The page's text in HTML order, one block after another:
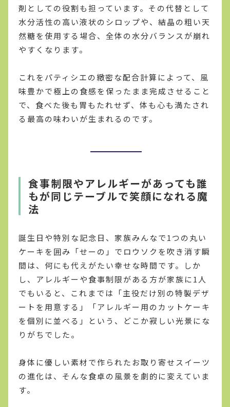
剤としての役割も担っています。その代替として
水分活性の高い液状のシロップや、結晶の粗い天
然糖を使用する場合、全体の水分バランスが崩れ
やすくなります。
これをパティシエの緻密な配合計算によって、風
味豊かで極上の食感を保ったまま完成させること
で、食べた後も胃もたれせず、体も心も満たされ
る最高の味わいが生まれるのです。
食事制限やアレルギーがあっても誰
もが同じテーブルで笑顔になれる魔
法
誕生日や特別な記念日、家族みんなで1つの丸い
ケーキを囲み「せーの」でロウソクを吹き消す瞬
間は、何にも代えがたい幸せな時間です。しか
し、アレルギーや食事制限がある方が家族に1人
でもいると、これまでは「主役だけ別の特製デザ
ートを用意する」「アレルギー用のカットケーキ
を個別に並べる」という、どこか寂しい光景にな
りがちでした。
身体に優しい素材で作られたお取り寄せスイーツ
の進化は、そんな食卓の風景を劇的に変えていま
す。